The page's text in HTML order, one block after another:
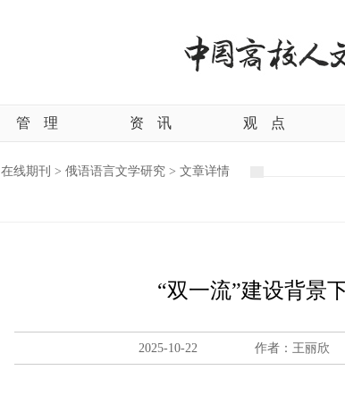
管 理 资 讯 观 点
在线期刊 > 俄语语言文学研究 > 文章详情
“双一流”建设背景
2025-10-22 作者：王丽欣